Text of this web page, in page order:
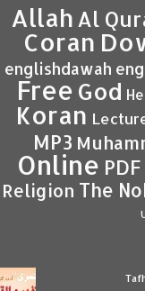
Allah Al
Coran
englishdawah
Free God
Koran
MP3
Online PDF
Religion The